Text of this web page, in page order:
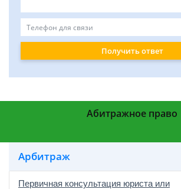
Получить ответ
Абитражное право
Арбитраж
Первичная консультация юриста или